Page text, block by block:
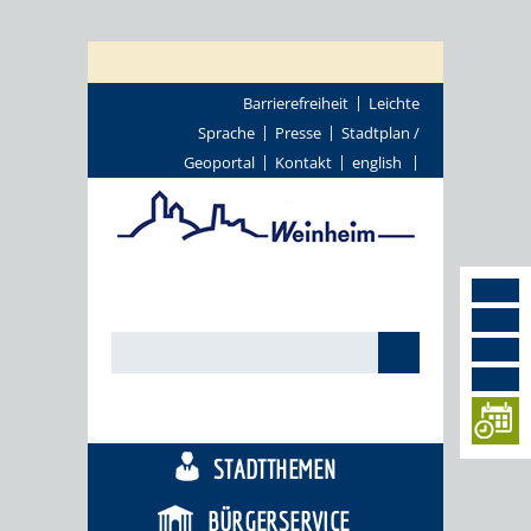
Barrierefreiheit
Leichte
Sprache
Presse
Stadtplan /
Geoportal
Kontakt english
STADTTHEMEN
BÜRGERSERVICE